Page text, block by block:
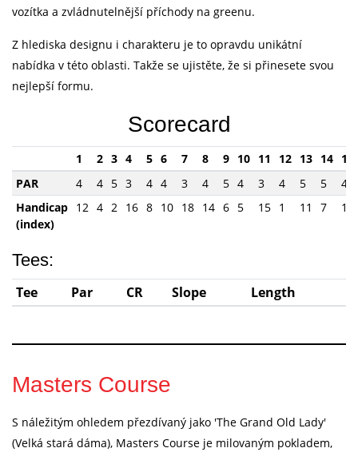
vozítka a zvládnutelnější příchody na greenu.
Z hlediska designu i charakteru je to opravdu unikátní
nabídka v této oblasti. Takže se ujistěte, že si přinesete svou
nejlepší formu.
Scorecard
1 2 3 4 5 6 7 8 9 10 11 12 13 14 15
PAR
4 4 5 3 4 4 3 4 5 4 3 4 5 5
4
Handicap
(index)
12 4 2 16 8 10 18 14 6 5 15 1 11 7 17
Tees:
Tee Par CR Slope Length
Masters Course
S náležitým ohledem přezdívaný jako 'The Grand Old Lady'
(Velká stará dáma), Masters Course je milovaným pokladem,